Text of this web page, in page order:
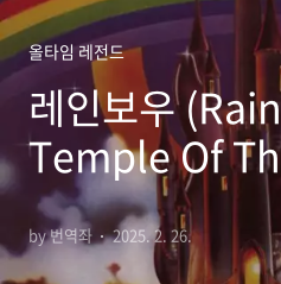
올타임 레전드
레인보우
Temple Of
정리! (한글 가
하인드 스토리
by 번역좌 2025. 2. 26.